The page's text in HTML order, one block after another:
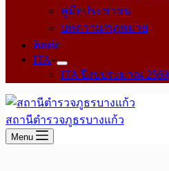
คู่มือประชาชน
บทความ/กฎหมาย
ติดต่อ
ITA
ITA ปีงบประมาณ 2569
สถานีตำรวจภูธรบางแก้ว
Menu